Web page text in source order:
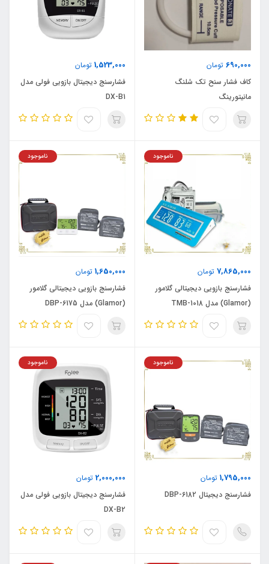
690,000 تومان
کاف فشار سنح تک شلنگ
مانیتورینگ
1,523,000 تومان
فشارسنج دیجیتال بازویی فولی مدل
DX-B1
7,865,000 تومان
ناموجود
فشارسنج بازویی دیجیتالی گلامور
(Glamor) مدل TMB-1018
1,650,000 تومان
ناموجود
فشارسنج بازویی دیجیتالی گلامور
(Glamor) مدل DBP-6175
1,795,000 تومان
ناموجود
فشارسنج دیجیتال DBP-6182
2,000,000 تومان
ناموجود
فشارسنج دیجیتال بازویی فولی مدل
DX-B2